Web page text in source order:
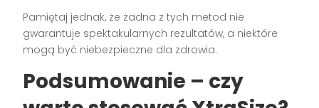
Pamiętaj jednak, że żadna z tych metod nie
gwarantuje spektakularnych rezultatów, a niektóre
mogą być niebezpieczne dla zdrowia.
Podsumowanie – czy